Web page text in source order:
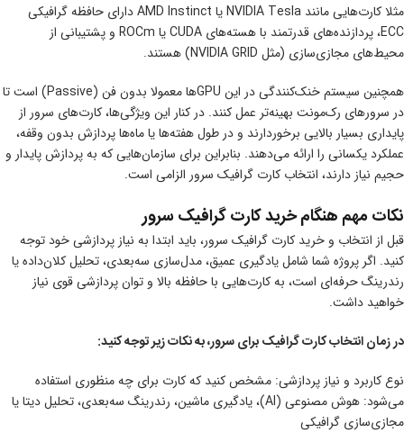
مثلا کارت‌هایی مانند NVIDIA Tesla یا AMD Instinct دارای حافظه گرافیکی
ECC، پردازنده‌های قدرتمند با هسته‌های CUDA یا ROCm و پشتیبانی از
محیط‌های مجازی‌سازی (مثل NVIDIA GRID) هستند.
همچنین سیستم خنک‌کنندگی در این GPUها معمولا بدون فن (Passive) است تا
در سرورهای رک‌مونت بهینه‌تر عمل کنند. در کنار این ویژگی‌ها، کارت‌های سرور از
پایداری بسیار بالایی برخوردارند و در طول هفته‌ها یا ماه‌ها پردازش بدون وقفه،
عملکرد یکسانی را ارائه می‌دهند. بنابراین برای سازمان‌هایی که به پردازش پایدار و
حجیم نیاز دارند، انتخاب کارت گرافیک سرور الزامی است.
نکات مهم هنگام خرید کارت گرافیک سرور
قبل از انتخاب و خرید کارت گرافیک سرور، باید ابتدا به نیاز پردازشی خود توجه
کنید. اگر پروژه شما شامل یادگیری عمیق، مدل‌سازی سه‌بعدی، تحلیل کلان‌داده یا
رندرینگ حرفه‌ای است، به کارت‌هایی با حافظه بالا و توان پردازشی قوی نیاز
خواهید داشت.
در زمان انتخاب کارت گرافیک برای سرور، به نکات زیر توجه کنید:
نوع کاربرد و نیاز پردازشی: مشخص کنید که کارت برای چه منظوری استفاده
می‌شود: هوش مصنوعی (AI)، یادگیری ماشین، رندرینگ سه‌بعدی، تحلیل دیتا یا
مجازی‌سازی گرافیکی